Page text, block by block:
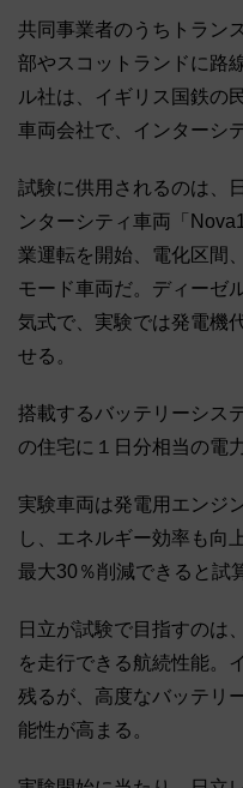
共同事業者のうちトラン
部やスコットランドに路
ル社は、イギリス国鉄の
車両会社で、インターシ
試験に供用されるのは、
ンターシティ車両「
業運転を開始、電化区間
モード車両だ。ディーゼ
気式で、実験では発電機
せる。
搭載するバッテリーシス
の住宅に１日分相当の電
実験車両は発電用エンジ
し、エネルギー効率も向
最大30％削減できると試
日立が試験で目指すのは
を走行できる航続性能。
残るが、高度なバッテリ
能性が高まる。